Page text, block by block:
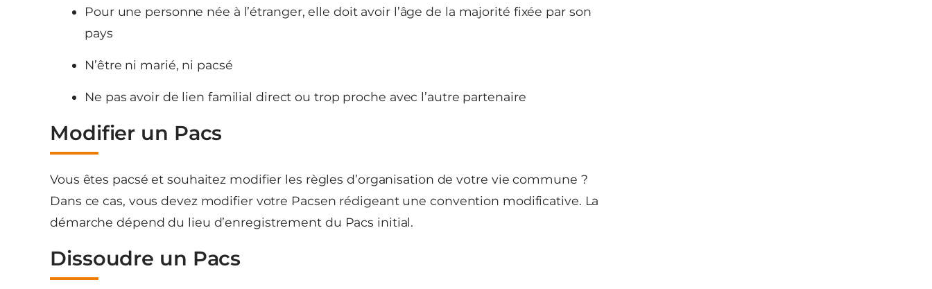
Pour une personne née à l’étranger, elle doit avoir l’âge de la majorité fixée par son
pays
N’être ni marié, ni pacsé
Ne pas avoir de lien familial direct ou trop proche avec l’autre partenaire
Modifier un Pacs
Vous êtes pacsé et souhaitez modifier les règles d’organisation de votre vie commune ?
Dans ce cas, vous devez modifier votre Pacsen rédigeant une convention modificative. La
démarche dépend du lieu d’enregistrement du Pacs initial.
Dissoudre un Pacs